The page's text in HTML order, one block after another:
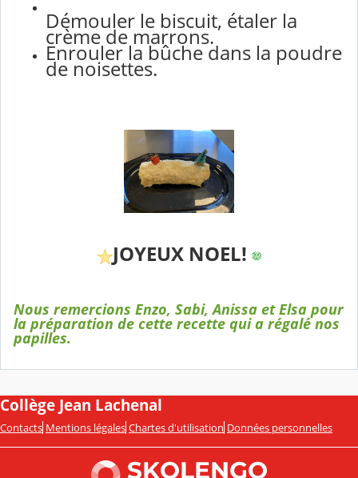
Démouler le biscuit, étaler la
crème de marrons.
Enrouler la bûche dans la poudre
de noisettes.
JOYEUX NOEL!
Nous remercions Enzo, Sabi, Anissa et Elsa pour
la préparation de cette recette qui a régalé nos
papilles.
Collège Jean Lachenal
Contacts Mentions légales Chartes d'utilisation Données personnelles